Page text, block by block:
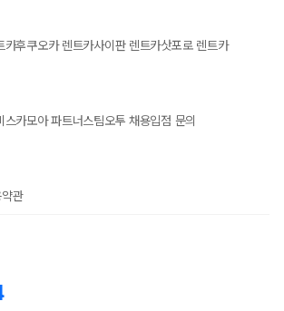
카후쿠오카 렌트카사이판 렌트카삿포로 렌트카
스카모아 파트너스팀오투 채용입점 문의
관